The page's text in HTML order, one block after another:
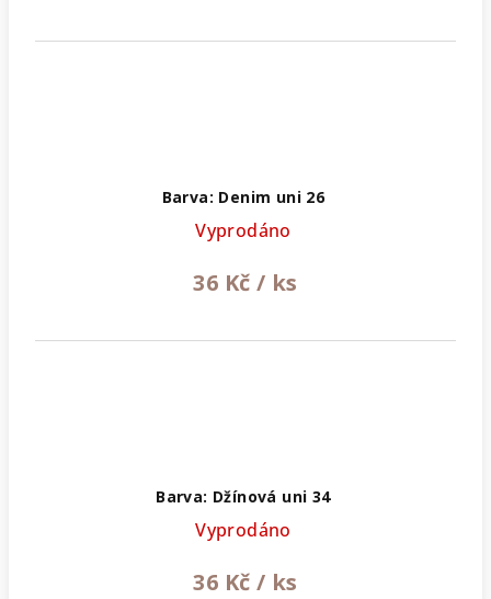
Barva: Denim uni 26
Vyprodáno
36 Kč / ks
Barva: Džínová uni 34
Vyprodáno
36 Kč / ks